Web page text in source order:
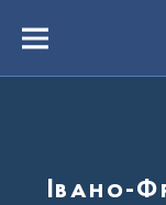
вмістуMenu
Івано-